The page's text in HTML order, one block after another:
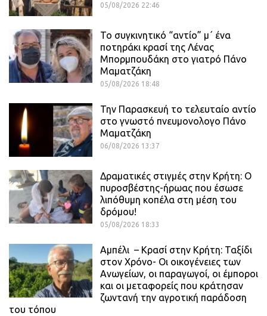
05/08/2026 22:46
Το συγκινητικό “αντίο” μ΄ ένα
ποτηράκι κρασί της Λένας
Μπορμπουδάκη στο γιατρό Πάνο
Μαματζάκη
05/08/2026 18:48
Την Παρασκευή το τελευταίο αντίο
στο γνωστό πνευμονολογο Πάνο
Μαματζάκη
06/08/2026 13:37
Δραματικές στιγμές στην Κρήτη: Ο
πυροσβέστης-ήρωας που έσωσε
λιπόθυμη κοπέλα στη μέση του
δρόμου!
05/08/2026 18:33
Αμπέλι – Κρασί στην Κρήτη: Ταξίδι
στον Χρόνο- Οι οικογένειες των
Ανωγείων, οι παραγωγοί, οι έμποροι
και οι μεταφορείς που κράτησαν
ζωντανή την αγροτική παράδοση
του τόπου